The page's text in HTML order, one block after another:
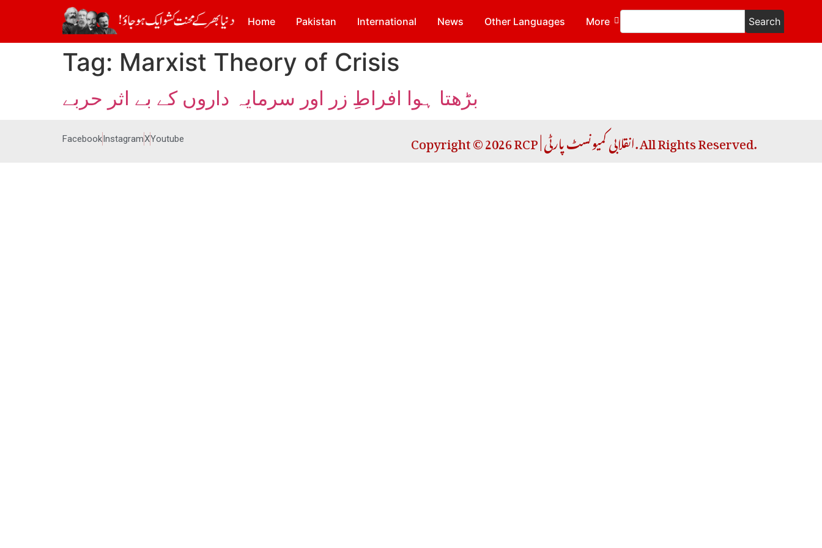
Home Pakistan International News Other Languages More Search
Tag: Marxist Theory of Crisis
بڑھتا ہوا افراطِ زر اور سرمایہ داروں کے بے اثر حربے
FacebookInstagramXYoutube Copyright © 2026 RCP | انقلابی کمیونسٹ پارٹی. All Rights Reserved.